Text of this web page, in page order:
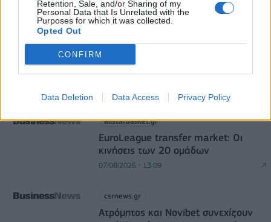
Retention, Sale, and/or Sharing of my
Personal Data that Is Unrelated with the
Purposes for which it was collected.
Opted Out
CONFIRM
Data Deletion Data Access Privacy Policy
ΑΓΕΧ: Νέα προσθήκη ο Ντόντεϊ Χορν
07/08/2026 - 13:10
allstarbasket.gr
EuroLeague transfer market: Οι
κινήσεις των 20 ομάδων
07/08/2026 - 13:09
csrnews.gr
Ατρόμητος και Novibet συνεχίζουν